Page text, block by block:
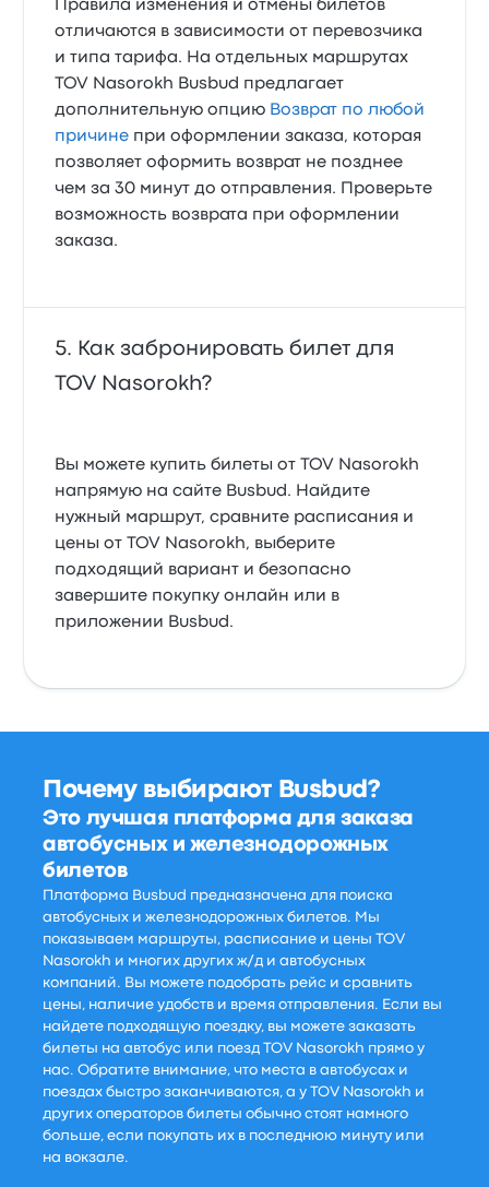
Правила изменения и отмены билетов
отличаются в зависимости от перевозчика
и типа тарифа. На отдельных маршрутах
TOV Nasorokh Busbud предлагает
дополнительную опцию Возврат по любой
причине при оформлении заказа, которая
позволяет оформить возврат не позднее
чем за 30 минут до отправления. Проверьте
возможность возврата при оформлении
заказа.
Как забронировать билет для
TOV Nasorokh?
Вы можете купить билеты от TOV Nasorokh
напрямую на сайте Busbud. Найдите
нужный маршрут, сравните расписания и
цены от TOV Nasorokh, выберите
подходящий вариант и безопасно
завершите покупку онлайн или в
приложении Busbud.
Почему выбирают Busbud?
Это лучшая платформа для заказа
автобусных и железнодорожных
билетов
Платформа Busbud предназначена для поиска
автобусных и железнодорожных билетов. Мы
показываем маршруты, расписание и цены TOV
Nasorokh и многих других ж/д и автобусных
компаний. Вы можете подобрать рейс и сравнить
цены, наличие удобств и время отправления. Если вы
найдете подходящую поездку, вы можете заказать
билеты на автобус или поезд TOV Nasorokh прямо у
нас. Обратите внимание, что места в автобусах и
поездах быстро заканчиваются, а у TOV Nasorokh и
других операторов билеты обычно стоят намного
больше, если покупать их в последнюю минуту или
на вокзале.